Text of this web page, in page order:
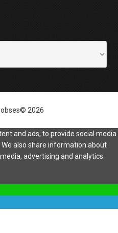
2026
and ads, to provide social media
also share information about
advertising and analytics